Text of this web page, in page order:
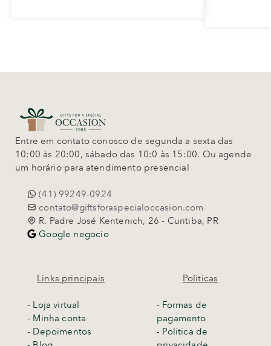
Entre em contato conosco de segunda a sexta das
10:00 às 20:00, sábado das 10:0 às 15:00. Ou agende
um horário para atendimento presencial
(41) 99249-0924
contato@giftsforaspecialoccasion.com
R. Padre José Kentenich, 26 - Curitiba, PR
Google negocio
Links principais
- Loja virtual
- Minha conta
- Depoimentos
Politicas
- Formas de
pagamento
- Politica de